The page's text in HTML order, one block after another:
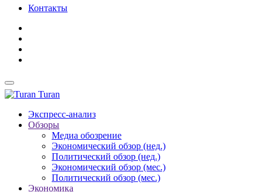
Контакты
Turan
Экспресс-анализ
Обзоры
Медиа обозрение
Экономический обзор (нед.)
Политический обзор (нед.)
Экономический обзор (мес.)
Политический обзор (мес.)
Экономика